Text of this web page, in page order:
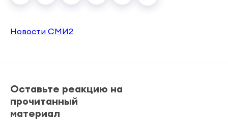
Новости СМИ2
Оставьте реакцию на
прочитанный
материал